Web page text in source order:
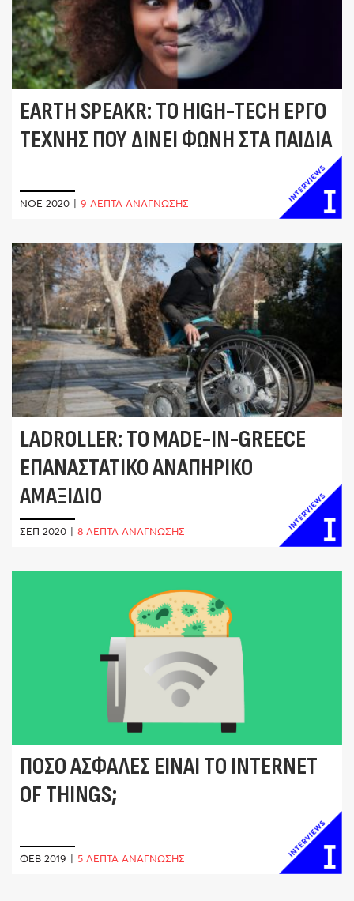
EARTH SPEAKR: ΤΟ HIGH-TECH ΈΡΓΟ
ΤΈΧΝΗΣ ΠΟΥ ΔΊΝΕΙ ΦΩΝΉ ΣΤΑ ΠΑΙΔΙΆ
ΝΟΈ 2020 | 9 ΛΕΠΤΑ ΑΝΑΓΝΩΣΗΣ
LADROLLER: ΤΟ MADE-IN-GREECE
ΕΠΑΝΑΣΤΑΤΙΚΌ ΑΝΑΠΗΡΙΚΌ
ΑΜΑΞΊΔΙΟ
ΣΕΠ 2020 | 8 ΛΕΠΤΑ ΑΝΑΓΝΩΣΗΣ
ΠΌΣΟ ΑΣΦΑΛΈΣ ΕΊΝΑΙ ΤΟ INTERNET
OF THINGS;
ΦΕΒ 2019 | 5 ΛΕΠΤΑ ΑΝΑΓΝΩΣΗΣ